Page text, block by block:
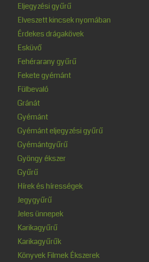
Eljegyzési gyűrű
Elveszett kincsek nyomában
Érdekes drágakövek
Esküvő
Fehérarany gyűrű
Fekete gyémánt
Fülbevaló
Gránát
Gyémánt
Gyémánt eljegyzési gyűrű
Gyémántgyűrű
Gyöngy ékszer
Gyűrű
Hírek és hírességek
Jegygyűrű
Jeles ünnepek
Karikagyűrű
Karikagyűrűk
Könyvek Filmek Ékszerek